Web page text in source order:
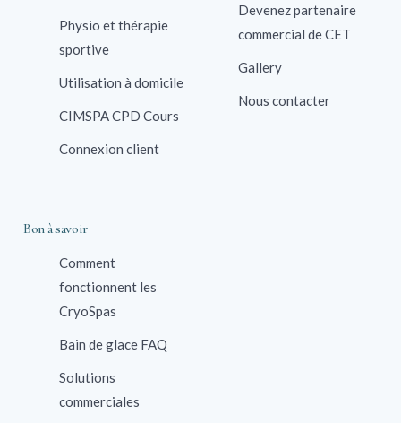
Physio et thérapie
sportive
Utilisation à domicile
CIMSPA CPD Cours
Connexion client
Devenez partenaire
commercial de CET
Gallery
Nous contacter
Bon à savoir
Comment
fonctionnent les
CryoSpas
Bain de glace FAQ
Solutions
commerciales